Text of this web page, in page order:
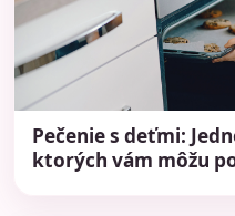
Pečenie s deťmi:
ktorých vám môžu